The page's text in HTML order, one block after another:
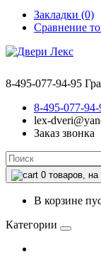
Закладки (0)
Сравнение
8-495-077-94-95
8-495-077-94-
lex-
Заказ звонка
0 товаров,
В корзине
Категории